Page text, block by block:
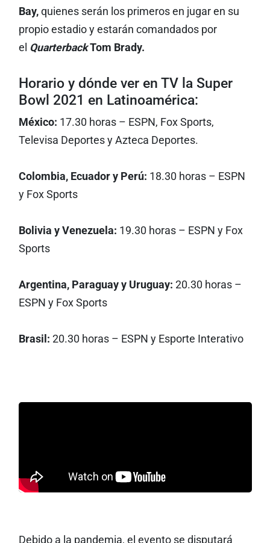
Bay,quienes serán los primeros en jugar en su
propio estadio y estarán comandados por
el QuarterbackTom Brady.
Horario y dónde ver en TV la Super
Bowl 2021 en Latinoamérica:
México: 17.30 horas – ESPN, Fox Sports,
Televisa Deportes y Azteca Deportes.
Colombia, Ecuador y Perú: 18.30 horas – ESPN
y Fox Sports
Bolivia y Venezuela: 19.30 horas – ESPN y Fox
Sports
Argentina, Paraguay y Uruguay: 20.30 horas –
ESPN y Fox Sports
Brasil: 20.30 horas – ESPN y Esporte Interativo
Debido a la pandemia, el evento se disputará